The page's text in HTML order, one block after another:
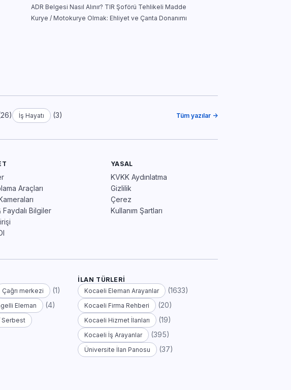
ADR Belgesi Nasıl Alınır? TIR Şoförü Tehlikeli Madde
Kurye / Motokurye Olmak: Ehliyet ve Çanta Donanımı
İş Hayatı (3) Tüm yazılar →
Araçları
Faydalı Bilgiler
YASAL
KVKK Aydınlatma
Gizlilik
Çerez
Kullanım Şartları
Çağrı merkezi (1)
Eleman (4)
Serbest
İLAN TÜRLERI
Kocaeli Eleman Arayanlar
(1633)
Kocaeli Firma Rehberi (20)
Kocaeli Hizmet İlanları (19)
Kocaeli İş Arayanlar (395)
Üniversite İlan Panosu (37)